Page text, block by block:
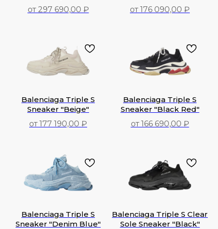
от 297 690,00 ₽
от 176 090,00 ₽
Balenciaga Triple S
Sneaker "Beige"
от 177 190,00 ₽
Balenciaga Triple S
Sneaker "Black Red"
от 166 690,00 ₽
Balenciaga Triple S
Sneaker "Denim Blue"
Balenciaga Triple S Clear
Sole Sneaker "Black"